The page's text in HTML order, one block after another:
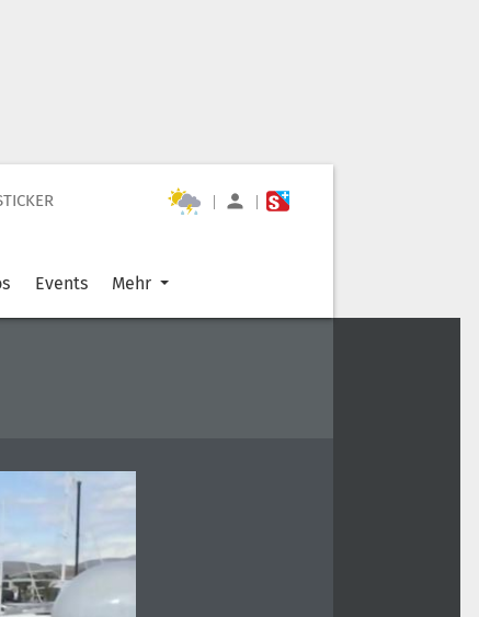
| |
Events Mehr